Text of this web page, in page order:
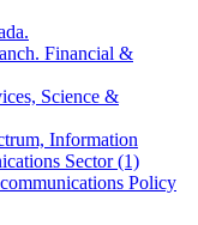
Financial &
Science &
Information
Sector(1)
Policy